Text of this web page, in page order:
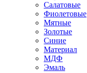
Салатовые
Фиолетовые
Мятные
Золотые
Синие
Материал
МДФ
Эмаль